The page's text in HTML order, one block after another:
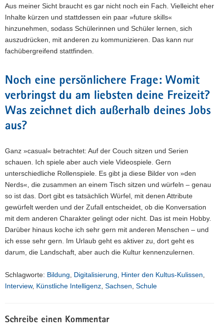
Aus meiner Sicht braucht es gar nicht noch ein Fach. Vielleicht eher
Inhalte kürzen und stattdessen ein paar »future skills«
hinzunehmen, sodass Schülerinnen und Schüler lernen, sich
auszudrücken, mit anderen zu kommunizieren. Das kann nur
fachübergreifend stattfinden.
Noch eine persönlichere Frage: Womit
verbringst du am liebsten deine Freizeit?
Was zeichnet dich außerhalb deines Jobs
aus?
Ganz »casual« betrachtet: Auf der Couch sitzen und Serien
schauen. Ich spiele aber auch viele Videospiele. Gern
unterschiedliche Rollenspiele. Es gibt ja diese Bilder von »den
Nerds«, die zusammen an einem Tisch sitzen und würfeln – genau
so ist das. Dort gibt es tatsächlich Würfel, mit denen Attribute
gewürfelt werden und der Zufall entscheidet, ob die Konversation
mit dem anderen Charakter gelingt oder nicht. Das ist mein Hobby.
Darüber hinaus koche ich sehr gern mit anderen Menschen – und
ich esse sehr gern. Im Urlaub geht es aktiver zu, dort geht es
darum, die Landschaft, aber auch die Kultur kennenzulernen.
Schlagworte: Bildung, Digitalisierung, Hinter den Kultus-Kulissen,
Interview, Künstliche Intelligenz, Sachsen, Schule
Schreibe einen Kommentar